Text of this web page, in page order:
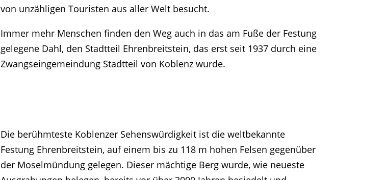
von unzähligen Touristen aus aller Welt besucht.
Immer mehr Menschen finden den Weg auch in das am Fuße der Festung
gelegene Dahl, den Stadtteil Ehrenbreitstein, das erst seit 1937 durch eine
Zwangseingemeindung Stadtteil von Koblenz wurde.
Die berühmteste Koblenzer Sehenswürdigkeit ist die weltbekannte
Festung Ehrenbreitstein, auf einem bis zu 118 m hohen Felsen gegenüber
der Moselmündung gelegen. Dieser mächtige Berg wurde, wie neueste